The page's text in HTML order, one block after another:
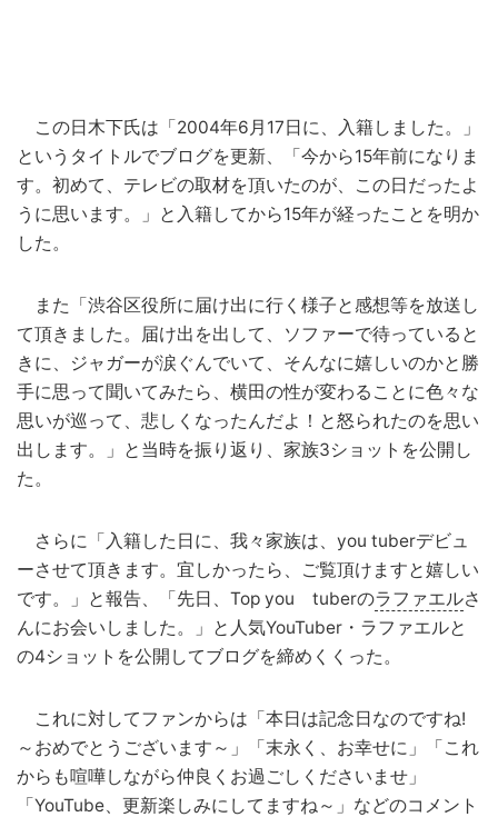
この日木下氏は「2004年6月17日に、入籍しました。」
というタイトルでブログを更新、「今から15年前になりま
す。初めて、テレビの取材を頂いたのが、この日だったよ
うに思います。」と入籍してから15年が経ったことを明か
した。
また「渋谷区役所に届け出に行く様子と感想等を放送し
て頂きました。届け出を出して、ソファーで待っていると
きに、ジャガーが涙ぐんでいて、そんなに嬉しいのかと勝
手に思って聞いてみたら、横田の性が変わることに色々な
思いが巡って、悲しくなったんだよ！と怒られたのを思い
出します。」と当時を振り返り、家族3ショットを公開し
た。
さらに「入籍した日に、我々家族は、you tuberデビュ
ーさせて頂きます。宜しかったら、ご覧頂けますと嬉しい
です。」と報告、「先日、Top you tuberのラファエルさ
んにお会いしました。」と人気YouTuber・ラファエルと
の4ショットを公開してブログを締めくくった。
これに対してファンからは「本日は記念日なのですね!
～おめでとうございます～」「末永く、お幸せに」「これ
からも喧嘩しながら仲良くお過ごしくださいませ」
「YouTube、更新楽しみにしてますね～」などのコメント